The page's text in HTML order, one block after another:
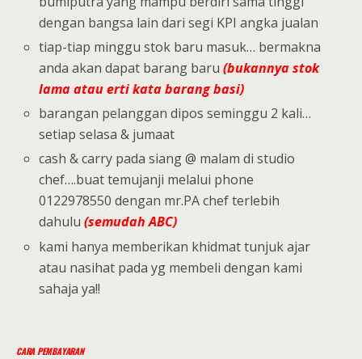
dengan bangsa lain dari segi KPI angka jualan
tiap-tiap minggu stok baru masuk… bermakna
anda akan dapat barang baru(bukannya stok
lama atau erti kata barang basi)
barangan pelanggan dipos seminggu 2 kali…
setiap selasa & jumaat
cash & carry pada siang @ malam di studio
chef….buat temujanji melalui phone
0122978550 dengan mr.PA chef terlebih
dahulu(semudah ABC)
kami hanya memberikan khidmat tunjuk ajar
atau nasihat pada yg membeli dengan kami
sahaja ya!!
CARA PEMBAYARAN